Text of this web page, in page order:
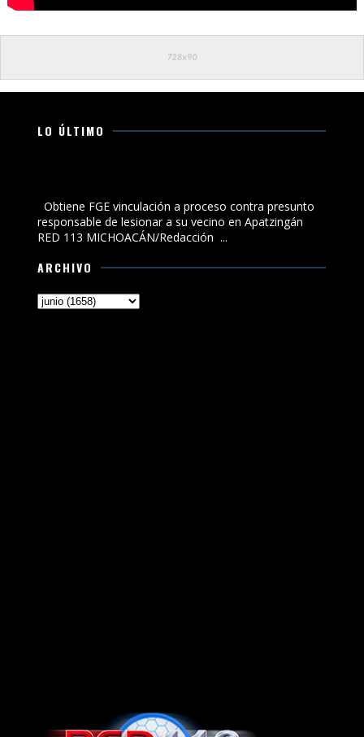
LO ÚLTIMO
Obtiene FGE vinculación a proceso contra presunto
responsable de lesionar a su vecino en Apatzingán
RED 113 MICHOACÁN/Redacción ...
ARCHIVO